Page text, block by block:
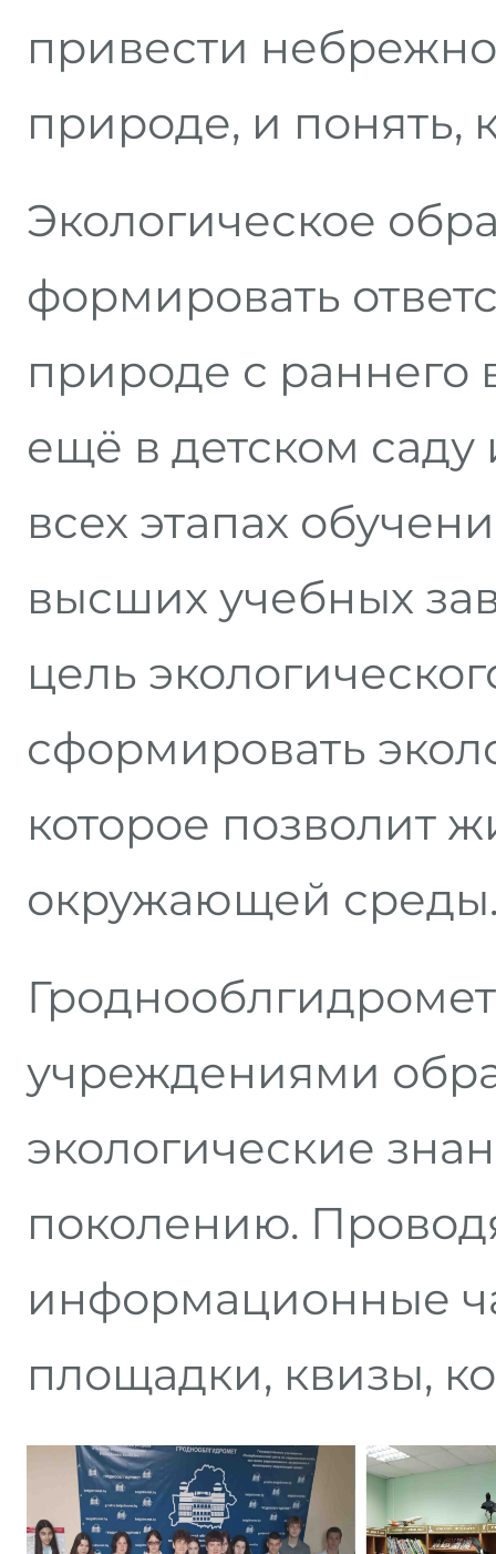
привести
природе, и понять,
Экологическое
формировать
природе с раннего
ещё в детском
всех этапах
высших учебных
цель
сформировать
которое позволит
окружающей
учреждениями
экологические
поколению.
информационные
площадки, квизы,